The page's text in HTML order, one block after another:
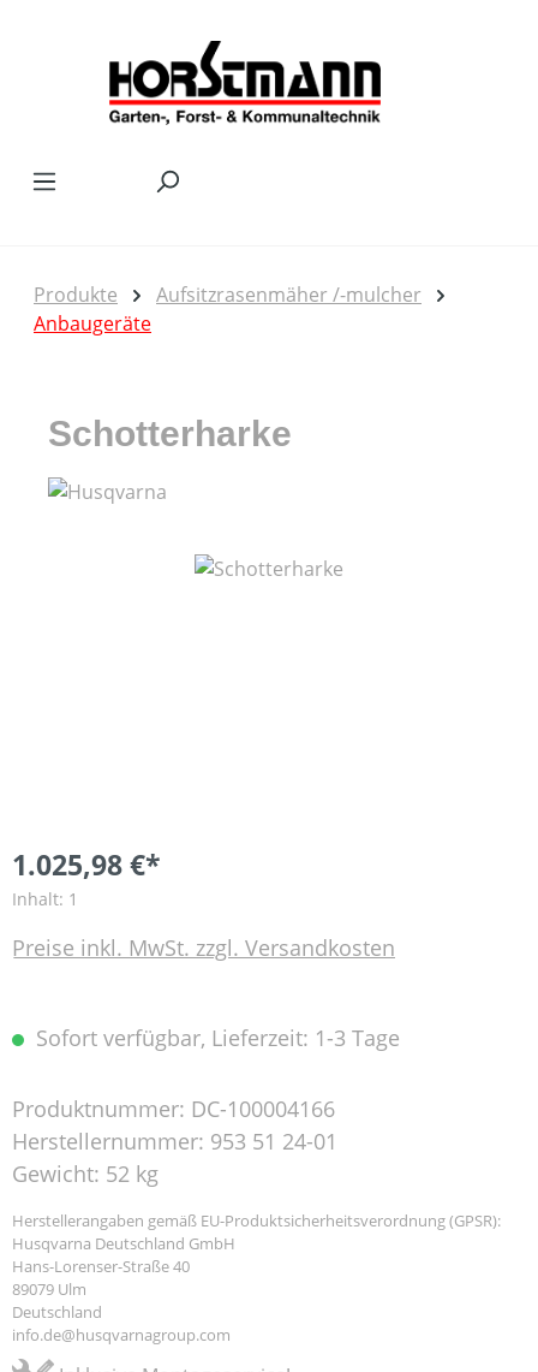
Produkte
Aufsitzrasenmäher /-mulcher
Anbaugeräte
Schotterharke
Bildergalerie überspringen
1.025,98 €*
Inhalt: 1
Preise inkl. MwSt. zzgl. Versandkosten
Sofort verfügbar, Lieferzeit: 1-3 Tage
Produktnummer: DC-100004166
Herstellernummer: 953 51 24-01
Gewicht: 52 kg
Herstellerangaben gemäß EU-Produktsicherheitsverordnung (GPSR):
Husqvarna Deutschland GmbH
Hans-Lorenser-Straße 40
89079 Ulm
Deutschland
info.de@husqvarnagroup.com